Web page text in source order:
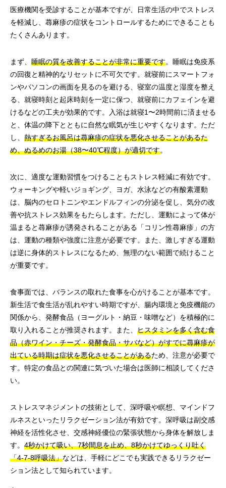
医療機関を受診することが基本ですが、日常生活の中でストレス
を軽減し、蕁麻疹の症状をコントロールするためにできることも
たくさんあります。
まず、 睡眠の質を改善することが非常に重要です。睡眠は免疫系
の回復と精神的なリセットに不可欠です。就寝前にスマートフォ
ンやパソコンの画面を見るのを避ける、寝室の温度と湿度を整え
る、就寝時刻と起床時刻を一定に保つ、就寝前にカフェインを避
けるなどの工夫が効果的です。入浴は就寝1〜2時間前に済ませる
と、体温の降下とともに自然な眠気が生じやすくなります。ただ
し、 熱すぎるお風呂は蕁麻疹の症状を悪化させることがあるた
め、ぬるめのお湯（38〜40℃程度）が適切です。
次に、適度な運動習慣をつけることもストレス軽減に有効です。
ウォーキングや軽いジョギング、ヨガ、水泳などの有酸素運動
は、脳内のセロトニンやエンドルフィンの分泌を促し、気分の改
善や抗ストレス効果をもたらします。ただし、運動によって体が
温まると蕁麻疹が誘発されることがある「コリン性蕁麻疹」の方
は、運動の種類や強度に注意が必要です。また、激しすぎる運動
は逆に身体的ストレスになるため、無理のない範囲で続けること
が重要です。
食事面では、バランスの取れた食事を心がけることが基本です。
新生活で食生活が乱れやすい時期ですが、腸内環境と免疫機能の
関係から、発酵食品（ヨーグルト・納豆・味噌など）を積極的に
取り入れることが推奨されます。また、 ヒスタミンを多く含む食
品（赤ワイン・チーズ・発酵食品・サバなど）がすでに蕁麻疹が
出ている時期は症状を悪化させることがあるため、注意が必要で
す。特定の食品との関連に気づいた場合は医師に相談してくださ
い。
ストレスマネジメントの技術として、深呼吸や瞑想、マインドフ
ルネスといったリラクゼーション法が有効です。深呼吸は副交感
神経を活性化させ、交感神経優位の緊張状態から身体を解放しま
す。 4秒かけて吸い、7秒間息を止め、8秒かけてゆっくり吐く
「4-7-8呼吸法」などは、手軽にどこでも実践できるリラクゼー
ション法として知られています。